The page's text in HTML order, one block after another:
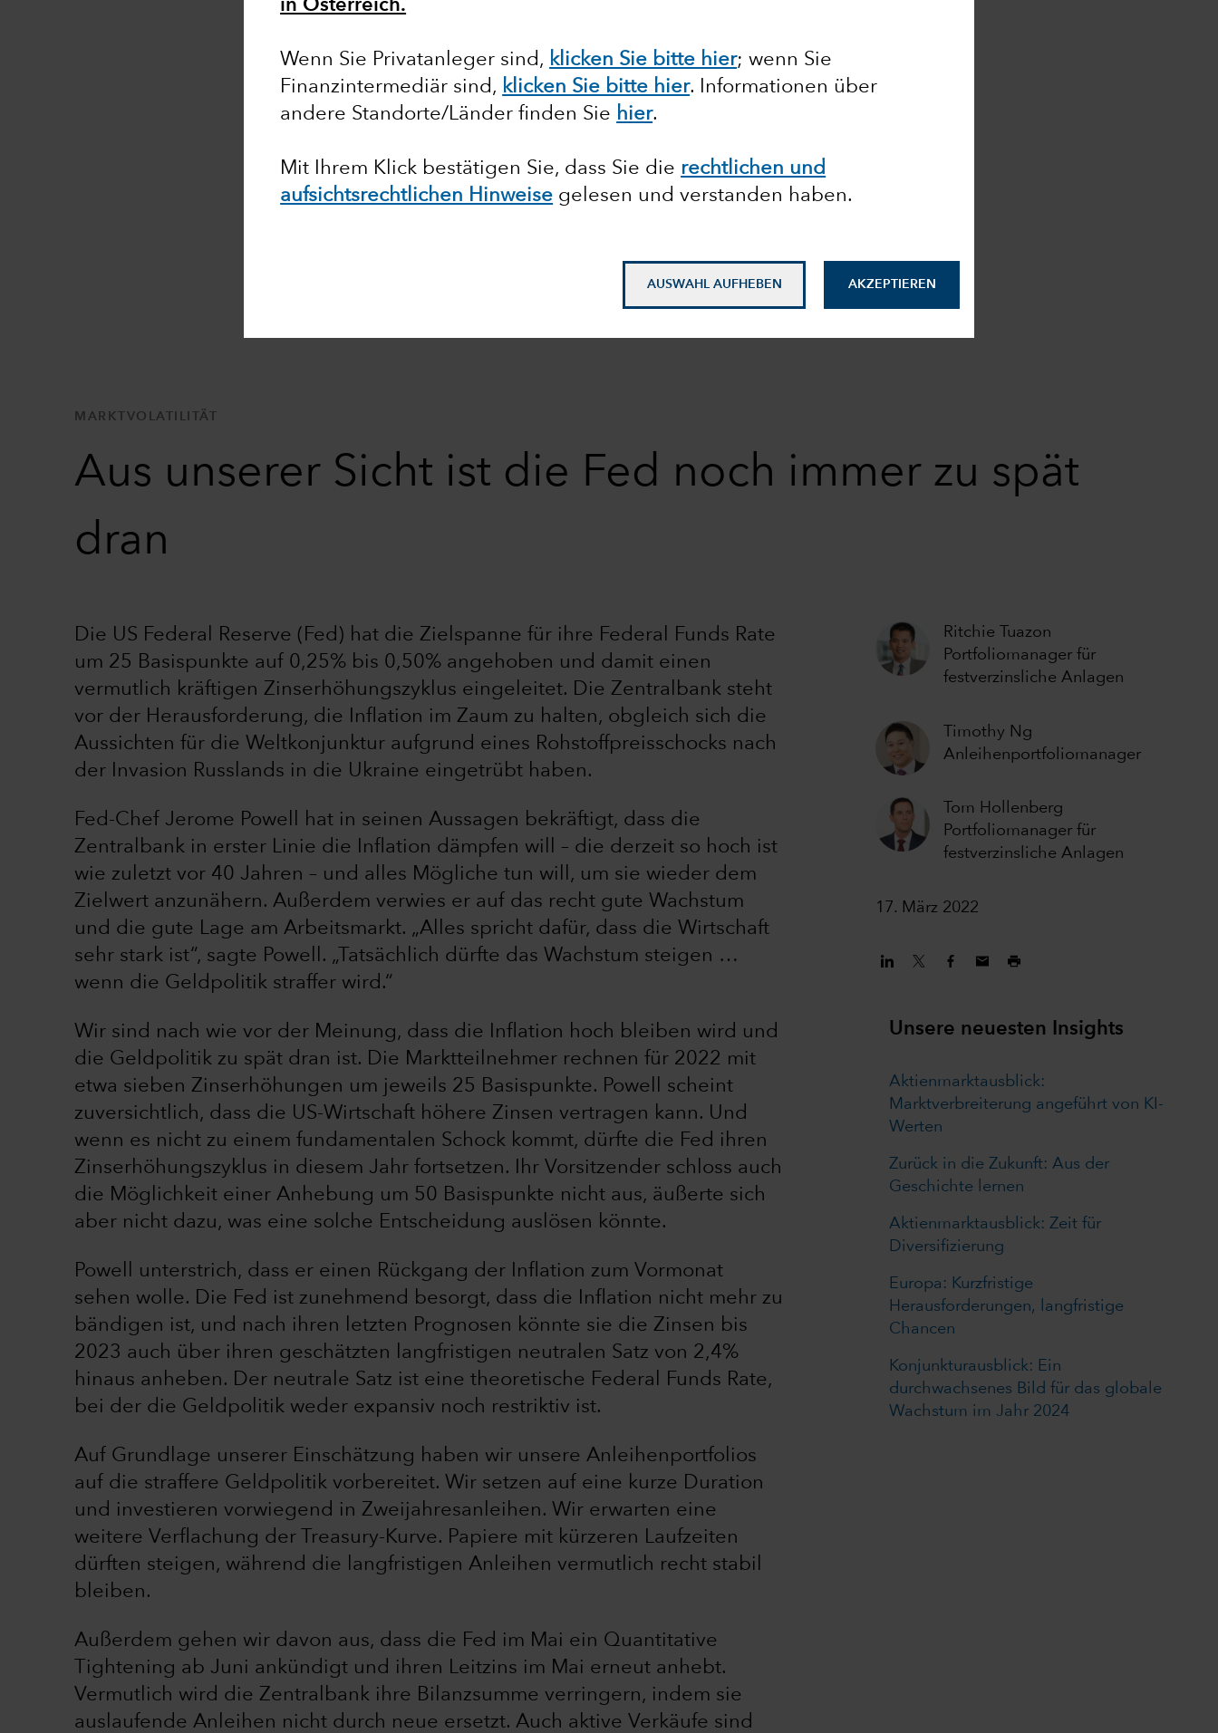
in Österreich.
Wenn Sie Privatanleger sind, klicken Sie bitte hier; wenn Sie
Finanzintermediär sind, klicken Sie bitte hier. Informationen über
andere Standorte/Länder finden Sie hier.
Mit Ihrem Klick bestätigen Sie, dass Sie die rechtlichen und
aufsichtsrechtlichen Hinweise gelesen und verstanden haben.
AUSWAHL AUFHEBEN AKZEPTIEREN
MARKTVOLATILITÄT
Aus unserer Sicht ist die Fed noch immer zu spät
dran
Ritchie Tuazon
Portfoliomanager für
festverzinsliche Anlagen
Timothy Ng
Anleihenportfoliomanager
Tom Hollenberg
Portfoliomanager für
festverzinsliche Anlagen
17. März 2022
Die US Federal Reserve (Fed) hat die Zielspanne für ihre Federal Funds Rate
um 25 Basispunkte auf 0,25% bis 0,50% angehoben und damit einen
vermutlich kräftigen Zinserhöhungszyklus eingeleitet. Die Zentralbank steht
vor der Herausforderung, die Inflation im Zaum zu halten, obgleich sich die
Aussichten für die Weltkonjunktur aufgrund eines Rohstoffpreisschocks nach
der Invasion Russlands in die Ukraine eingetrübt haben.
Fed-Chef Jerome Powell hat in seinen Aussagen bekräftigt, dass die
Zentralbank in erster Linie die Inflation dämpfen will – die derzeit so hoch ist
wie zuletzt vor 40 Jahren – und alles Mögliche tun will, um sie wieder dem
Zielwert anzunähern. Außerdem verwies er auf das recht gute Wachstum
und die gute Lage am Arbeitsmarkt. „Alles spricht dafür, dass die Wirtschaft
sehr stark ist“, sagte Powell. „Tatsächlich dürfte das Wachstum steigen …
wenn die Geldpolitik straffer wird.“
Wir sind nach wie vor der Meinung, dass die Inflation hoch bleiben wird und
die Geldpolitik zu spät dran ist. Die Marktteilnehmer rechnen für 2022 mit
etwa sieben Zinserhöhungen um jeweils 25 Basispunkte. Powell scheint
zuversichtlich, dass die US-Wirtschaft höhere Zinsen vertragen kann. Und
wenn es nicht zu einem fundamentalen Schock kommt, dürfte die Fed ihren
Zinserhöhungszyklus in diesem Jahr fortsetzen. Ihr Vorsitzender schloss auch
die Möglichkeit einer Anhebung um 50 Basispunkte nicht aus, äußerte sich
aber nicht dazu, was eine solche Entscheidung auslösen könnte.
Powell unterstrich, dass er einen Rückgang der Inflation zum Vormonat
sehen wolle. Die Fed ist zunehmend besorgt, dass die Inflation nicht mehr zu
bändigen ist, und nach ihren letzten Prognosen könnte sie die Zinsen bis
2023 auch über ihren geschätzten langfristigen neutralen Satz von 2,4%
hinaus anheben. Der neutrale Satz ist eine theoretische Federal Funds Rate,
bei der die Geldpolitik weder expansiv noch restriktiv ist.
Auf Grundlage unserer Einschätzung haben wir unsere Anleihenportfolios
auf die straffere Geldpolitik vorbereitet. Wir setzen auf eine kurze Duration
und investieren vorwiegend in Zweijahresanleihen. Wir erwarten eine
weitere Verflachung der Treasury-Kurve. Papiere mit kürzeren Laufzeiten
dürften steigen, während die langfristigen Anleihen vermutlich recht stabil
bleiben.
Außerdem gehen wir davon aus, dass die Fed im Mai ein Quantitative
Tightening ab Juni ankündigt und ihren Leitzins im Mai erneut anhebt.
Vermutlich wird die Zentralbank ihre Bilanzsumme verringern, indem sie
auslaufende Anleihen nicht durch neue ersetzt. Auch aktive Verkäufe sind
Unsere neuesten Insights
Aktienmarktausblick:
Marktverbreiterung angeführt von KI-
Werten
Zurück in die Zukunft: Aus der
Geschichte lernen
Aktienmarktausblick: Zeit für
Diversifizierung
Europa: Kurzfristige
Herausforderungen, langfristige
Chancen
Konjunkturausblick: Ein
durchwachsenes Bild für das globale
Wachstum im Jahr 2024